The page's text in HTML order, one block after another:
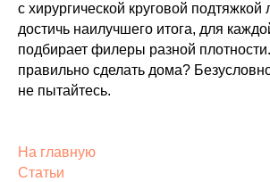
с хирургической круговой
достичь наилучшего итога, для
подбирает филеры разной
правильно сделать дома?
не пытайтесь.
На главную
Статьи